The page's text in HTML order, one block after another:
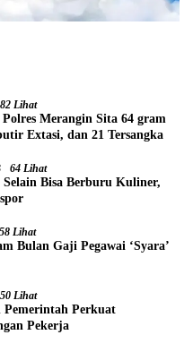
82 Lihat
Merangin Sita 64 gram
Extasi, dan 21 Tersangka
64 Lihat
Bisa Berburu Kuliner,
58 Lihat
Bulan Gaji Pegawai ‘Syara’
50 Lihat
Pemerintah Perkuat
Pekerja